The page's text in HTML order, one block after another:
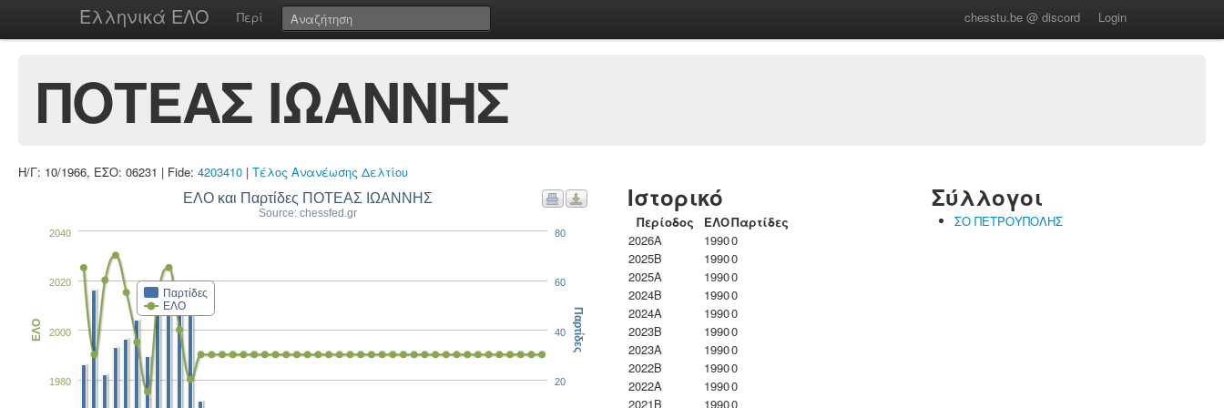
Ελληνικά ΕΛΟ Περί chesstu.be @ discord Login
ΠΟΤΕΑΣ ΙΩΑΝΝΗΣ
Η/Γ: 10/1966, ΕΣΟ: 06231 | Fide: 4203410 | Τέλος Ανανέωσης Δελτίου
ΕΛΟ και Παρτίδες ΠΟΤΕΑΣ ΙΩΑΝΝΗΣ
Source: chessfed.gr
Παρτίδες
ΕΛΟ
1980
2000
2020
2040
ΕΛΟ
20
40
60
80
Παρτίδες
Ιστορικό
Περίοδος ΕΛΟΠαρτίδες
2026A
19900
2025B
19900
2025A
19900
2024B
19900
2024A
19900
2023B
19900
2023Α
19900
2022B
19900
2022A
19900
2021B
19900
Σύλλογοι
ΣΟ ΠΕΤΡΟΥΠΟΛΗΣ